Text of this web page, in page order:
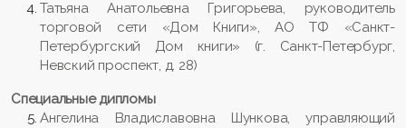
Татьяна Анатольевна Григорьева, руководитель
торговой сети «Дом Книги», АО ТФ «Санкт-
Петербургский Дом книги» (г. Санкт-Петербург,
Невский проспект, д. 28)
Специальные дипломы
Ангелина Владиславовна Шункова, управляющий